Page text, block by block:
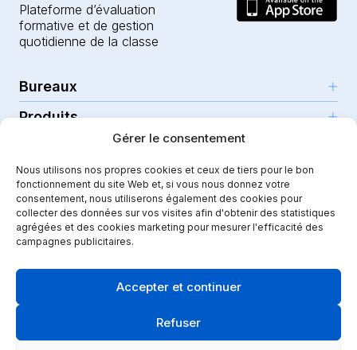
Gérer le consentement
Nous utilisons nos propres cookies et ceux de tiers pour le bon
fonctionnement du site Web et, si vous nous donnez votre
consentement, nous utiliserons également des cookies pour
collecter des données sur vos visites afin d'obtenir des statistiques
agrégées et des cookies marketing pour mesurer l'efficacité des
campagnes publicitaires.
Accepter et continuer
Refuser
Plateforme d’évaluation
formative et de gestion
quotidienne de la classe
Bureaux
C/Emili Grahit, 91
Edifici Monturiol
Planta 1, oficina C01-02
17003 Girona
Spain
Produits
Pour les enseignants
Établissements publics
Établissements privés
Crèches et garderies
Maternelles et primaires
Fonctionnalités
Tutoriels et aide
Notre parcours
API et intégrations
Sécurité
Sécurité et confidentialité
Mentions légales
Politique de qualité
Politique de cookies
Politique de sécurité
Instagram | Youtube
Didactic Labs, dans le cadre du Programme d'initiation à
cofinancement du fonds européen FEDER, pour